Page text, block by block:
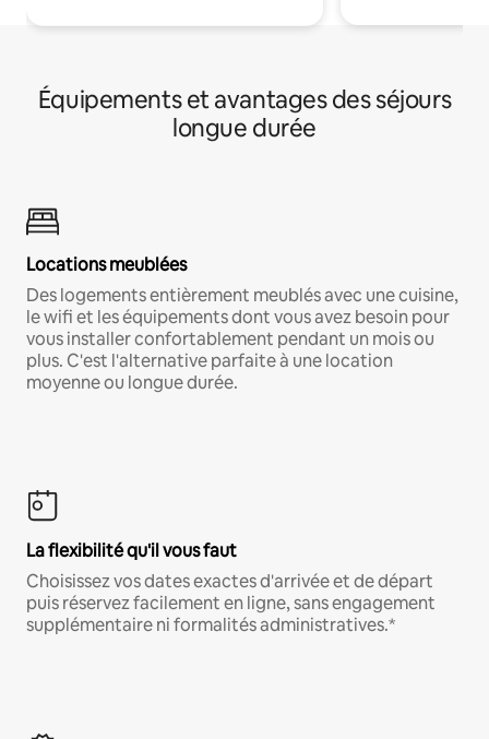
Équipements et avantages des séjours
longue durée
Locations meublées
Des logements entièrement meublés avec une cuisine,
le wifi et les équipements dont vous avez besoin pour
vous installer confortablement pendant un mois ou
plus. C'est l'alternative parfaite à une location
moyenne ou longue durée.
La flexibilité qu'il vous faut
Choisissez vos dates exactes d'arrivée et de départ
puis réservez facilement en ligne, sans engagement
supplémentaire ni formalités administratives.*